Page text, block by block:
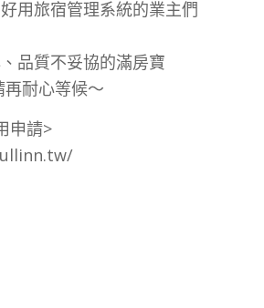
用旅宿管理系統的業主們
品質不妥協的滿房寶
耐心等候～
申請>